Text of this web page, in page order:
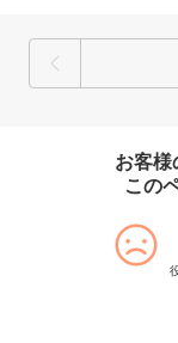
お客様
この